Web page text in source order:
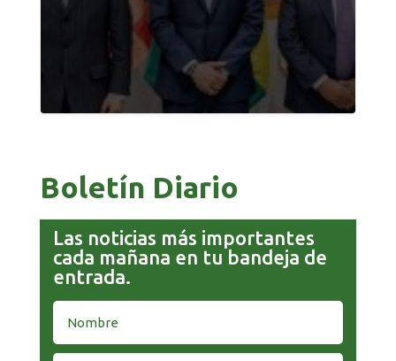
Boletín Diario
Las noticias más importantes
cada mañana en tu bandeja de
entrada.